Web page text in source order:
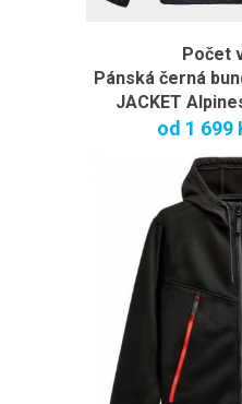
Počet
Pánská černá
JACKET
od 1 699